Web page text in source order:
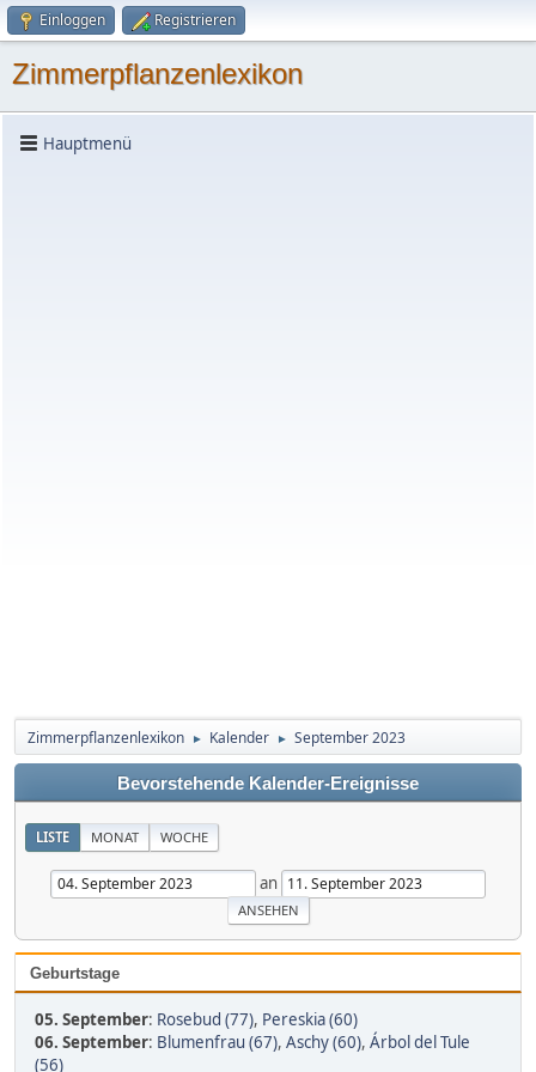
Einloggen Registrieren
Zimmerpflanzenlexikon
Hauptmenü
Zimmerpflanzenlexikon ► Kalender ► September 2023
Bevorstehende Kalender-Ereignisse
LISTE MONAT WOCHE
an
Geburtstage
05. September: Rosebud (77), Pereskia (60)
06. September: Blumenfrau (67), Aschy (60), Árbol del Tule
(56)